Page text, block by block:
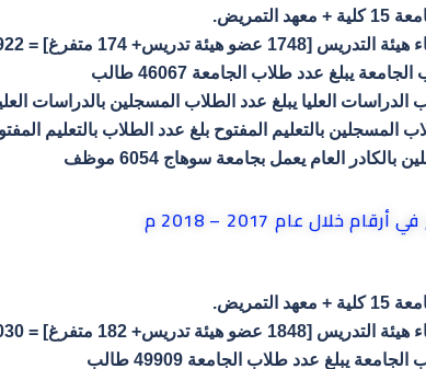
التمريض.
[1748 عضو هيئة تدريس+ 174 متفرغ] = 1922
يبلغ عدد طلاب الجامعة 46067 طالب
الدراسات العليا يبلغ عدد الطلاب المسجلين بالدراسات العليا 8505
المسجلين بالتعليم المفتوح بلغ عدد الطلاب بالتعليم المفتوح 8873
بالكادر العام يعمل بجامعة سوهاج 6054 موظف
خلال عام 2017 – 2018 م
التمريض.
[1848 عضو هيئة تدريس+ 182 متفرغ] = 2030
يبلغ عدد طلاب الجامعة 49909 طالب